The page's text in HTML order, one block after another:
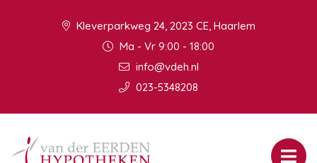
Kleverparkweg 24, 2023 CE, Haarlem
Ma - Vr 9:00 - 18:00
info@vdeh.nl
023-5348208